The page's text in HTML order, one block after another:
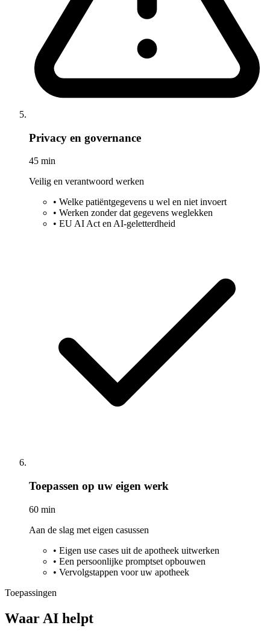
Privacy en governance
45 min
Veilig en verantwoord werken
• Welke patiëntgegevens u wel en niet invoert
• Werken zonder dat gegevens weglekken
• EU AI Act en AI-geletterdheid
Toepassen op uw eigen werk
60 min
Aan de slag met eigen casussen
• Eigen use cases uit de apotheek uitwerken
• Een persoonlijke promptset opbouwen
• Vervolgstappen voor uw apotheek
Toepassingen
Waar AI helpt